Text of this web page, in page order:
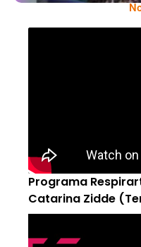
Programa
Catarina Zidde